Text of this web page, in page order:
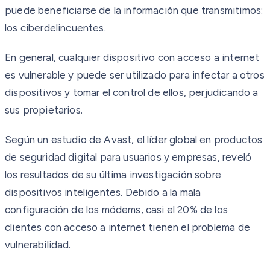
puede beneficiarse de la información que transmitimos:
los ciberdelincuentes.
En general, cualquier dispositivo con acceso a internet
es vulnerable y puede ser utilizado para infectar a otros
dispositivos y tomar el control de ellos, perjudicando a
sus propietarios.
Según un estudio de Avast, el líder global en productos
de seguridad digital para usuarios y empresas, reveló
los resultados de su última investigación sobre
dispositivos inteligentes. Debido a la mala
configuración de los módems, casi el 20% de los
clientes con acceso a internet tienen el problema de
vulnerabilidad.